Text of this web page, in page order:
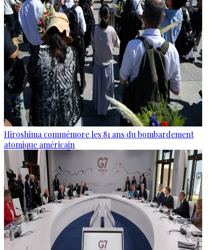
Hiroshima commémore les 81 ans du bombardement
atomique américain